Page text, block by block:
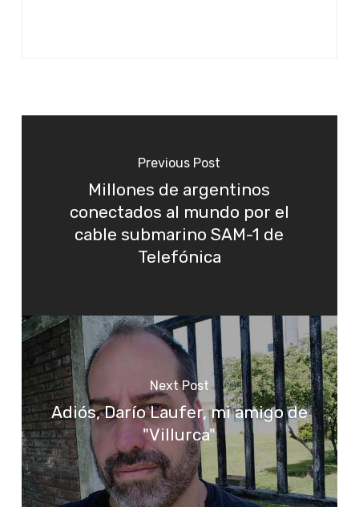
Previous Post
Millones de argentinos
conectados al mundo por el
cable submarino SAM-1 de
Telefónica
Next Post
Adiós, Darío Laufer, mi amigo de
"Villurca"